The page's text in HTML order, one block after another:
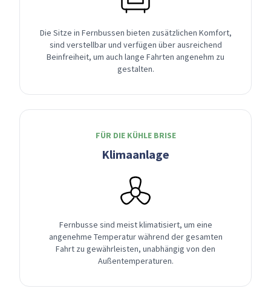
Die Sitze in Fernbussen bieten zusätzlichen Komfort,
sind verstellbar und verfügen über ausreichend
Beinfreiheit, um auch lange Fahrten angenehm zu
gestalten.
FÜR DIE KÜHLE BRISE
Klimaanlage
Fernbusse sind meist klimatisiert, um eine
angenehme Temperatur während der gesamten
Fahrt zu gewährleisten, unabhängig von den
Außentemperaturen.